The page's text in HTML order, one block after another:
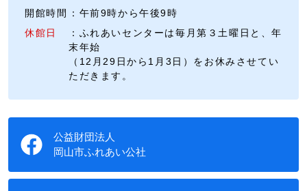
開館時間
：午前9時から午後9時
休館日
：ふれあいセンターは毎月第３土曜日と、年
末年始
（12月29日から1月3日）をお休みさせてい
ただきます。
公益財団法人
岡山市ふれあい公社